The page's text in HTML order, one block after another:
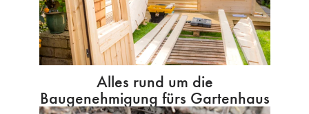
Alles rund um die
Baugenehmigung fürs Gartenhaus